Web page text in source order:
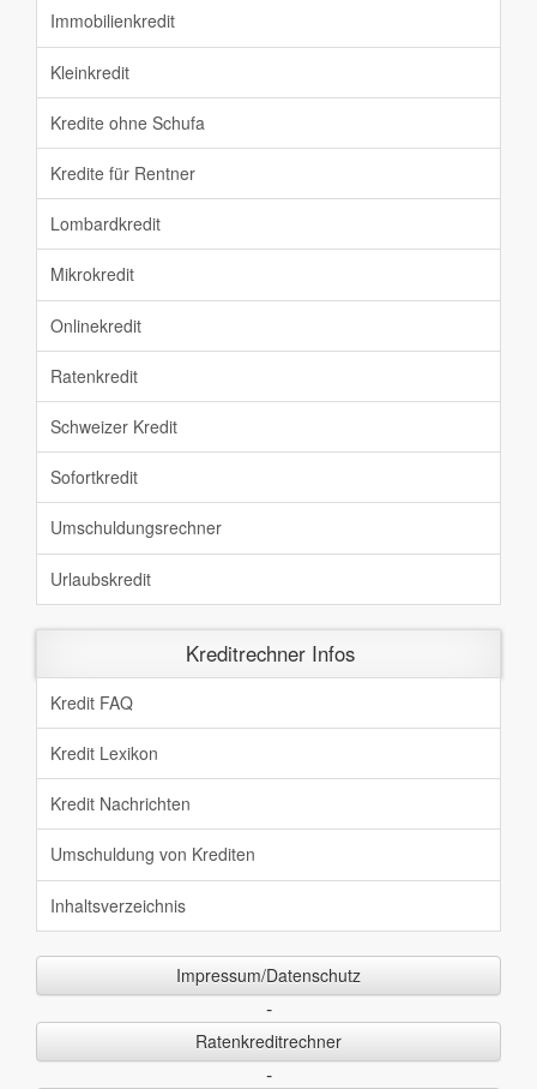
Immobilienkredit
Kleinkredit
Kredite ohne Schufa
Kredite für Rentner
Lombardkredit
Mikrokredit
Onlinekredit
Ratenkredit
Schweizer Kredit
Sofortkredit
Umschuldungsrechner
Urlaubskredit
Kreditrechner Infos
Kredit FAQ
Kredit Lexikon
Kredit Nachrichten
Umschuldung von Krediten
Inhaltsverzeichnis
Impressum/Datenschutz
-
Ratenkreditrechner
-